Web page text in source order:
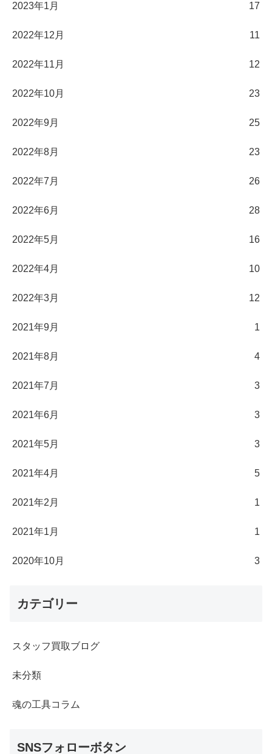
2023年1月 17
2022年12月 11
2022年11月 12
2022年10月 23
2022年9月 25
2022年8月 23
2022年7月 26
2022年6月 28
2022年5月 16
2022年4月 10
2022年3月 12
2021年9月 1
2021年8月 4
2021年7月 3
2021年6月 3
2021年5月 3
2021年4月 5
2021年2月 1
2021年1月 1
2020年10月 3
カテゴリー
スタッフ買取ブログ
未分類
魂の工具コラム
SNSフォローボタン